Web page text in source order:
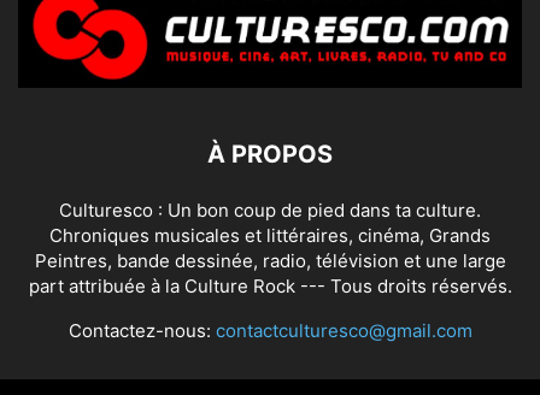
À PROPOS
Culturesco : Un bon coup de pied dans ta culture.
Chroniques musicales et littéraires, cinéma, Grands
Peintres, bande dessinée, radio, télévision et une large
part attribuée à la Culture Rock --- Tous droits réservés.
Contactez-nous: contactculturesco@gmail.com